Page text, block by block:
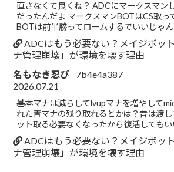
直さなくて良くね？ ADCにマークスマン
だったんだよ マークスマンBOTはCS取っ
BOTは前半勝ってロームするでいいじゃん
ADCはもう必要ない？メイジボッ
ナ管理崩壊」が環境を壊す理由
名もなき忍び
7b4e4a387
2026.07.21
基本マナは減らしてlvupマナを増やして
れた青マナの残り取れるとかは？昔は渡
ット取る必要なくなったから復活しても
ADCはもう必要ない？メイジボッ
ナ管理崩壊」が環境を壊す理由